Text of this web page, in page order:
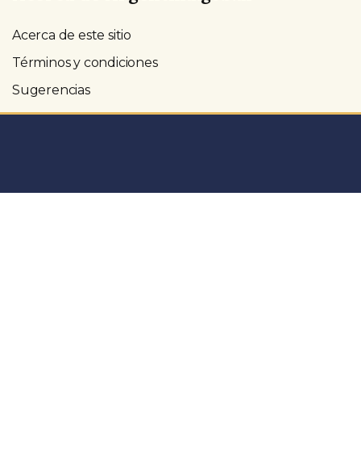
Acerca de este sitio
Términos y condiciones
Sugerencias